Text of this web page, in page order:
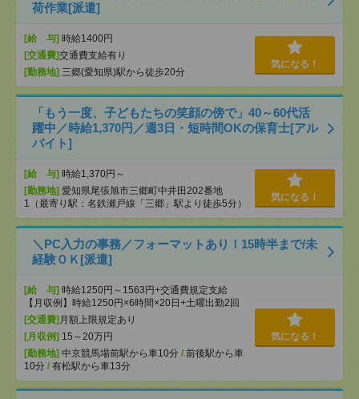
荷作業[派遣]
[給 与] 時給1400円
[交通費]交通費支給有り
[勤務地] 三郷(愛知県)駅から徒歩20分
気になる！
「もう一度、子どもたちの笑顔の傍で」40～60代活
躍中／時給1,370円／週3日・短時間OKの保育士[アル
バイト]
[給 与] 時給1,370円～
[勤務地] 愛知県尾張旭市三郷町中井田202番地
1（最寄り駅：名鉄瀬戸線「三郷」駅より徒歩5分）
気になる！
＼PC入力の事務／フォーマットあり！15時半まで/未
経験ＯＫ[派遣]
[給 与] 時給1250円～1563円+交通費規定支給
【月収例】時給1250円×6時間×20日+土曜出勤2回
[交通費] 月額上限規定あり
[月収例] 15～20万円
[勤務地] 中京競馬場前駅から車10分 / 前後駅から車
10分 / 有松駅から車13分
気になる！